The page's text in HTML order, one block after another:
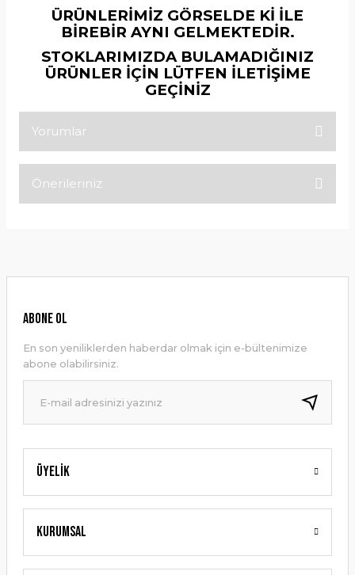
ÜRÜNLERİMİZ GÖRSELDE Kİ İLE
BİREBİR AYNI GELMEKTEDİR.
STOKLARIMIZDA BULAMADIĞINIZ
ÜRÜNLER İÇİN LÜTFEN İLETİŞİME
GEÇİNİZ
Yorumlar
Önerileriniz
Ürün resmi kalitesiz, bozuk veya görüntülenemiyor.
Ürün bilgilerinde hatalar bulunuyor.
Ürün fiyatı diğer sitelerden daha pahalı.
Bu ürüne benzer farklı alternatifler olmalı.
Gönder
Üyelik
Kurumsal
ABONE OL
En son yeniliklerden haberdar olmak için e-bültenimize
abone olabilirsiniz.